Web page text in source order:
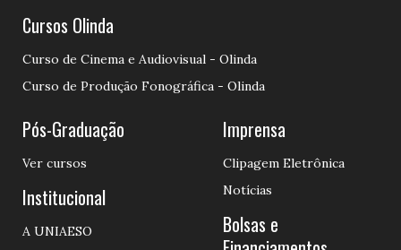
Cursos Olinda
Curso de Cinema e Audiovisual - Olinda
Curso de Produção Fonográfica - Olinda
Pós-Graduação
Ver cursos
Institucional
A UNIAESO
Imprensa
Clipagem Eletrônica
Notícias
Bolsas e